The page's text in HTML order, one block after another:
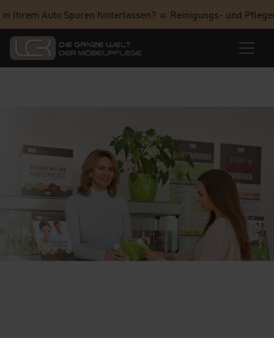
Ihrem Auto Spuren hinterlassen? ☼ Reinigungs- und